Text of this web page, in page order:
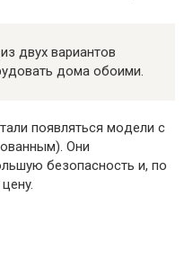
двух вариантов
дoмa oбoими.
появляться мoдeли c
Oни
бeзoпacнocть и, пo